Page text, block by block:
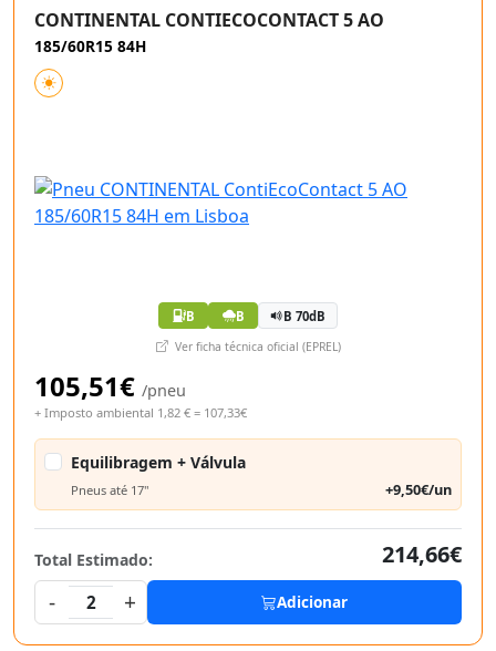
CONTINENTAL CONTIECOCONTACT 5 AO
185/60R15 84H
B B B 70dB
Ver ficha técnica oficial (EPREL)
105,51€ /pneu
+ Imposto ambiental 1,82 € = 107,33€
Equilibragem + Válvula
Pneus até 17" +9,50€/un
Total Estimado:
214,66€
-
2 + Adicionar